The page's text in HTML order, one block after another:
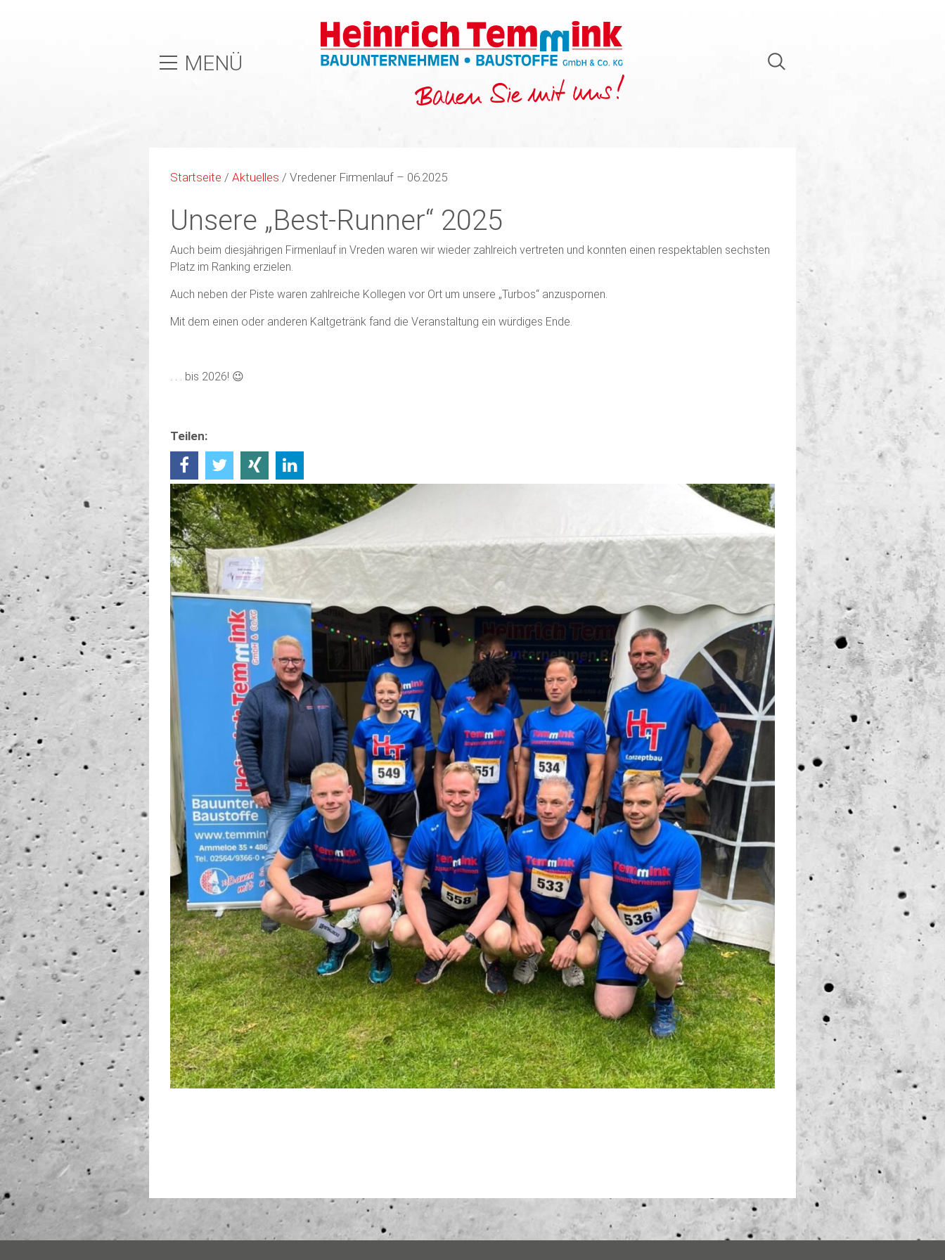
MENÜ
Startseite / Aktuelles / Vredener Firmenlauf – 06.2025
Unsere „Best-Runner“ 2025
Auch beim diesjährigen Firmenlauf in Vreden waren wir wieder zahlreich vertreten und konnten einen respektablen sechsten
Platz im Ranking erzielen.
Auch neben der Piste waren zahlreiche Kollegen vor Ort um unsere „Turbos“ anzuspornen.
Mit dem einen oder anderen Kaltgetränk fand die Veranstaltung ein würdiges Ende.
. . . bis 2026! 😉
Teilen: